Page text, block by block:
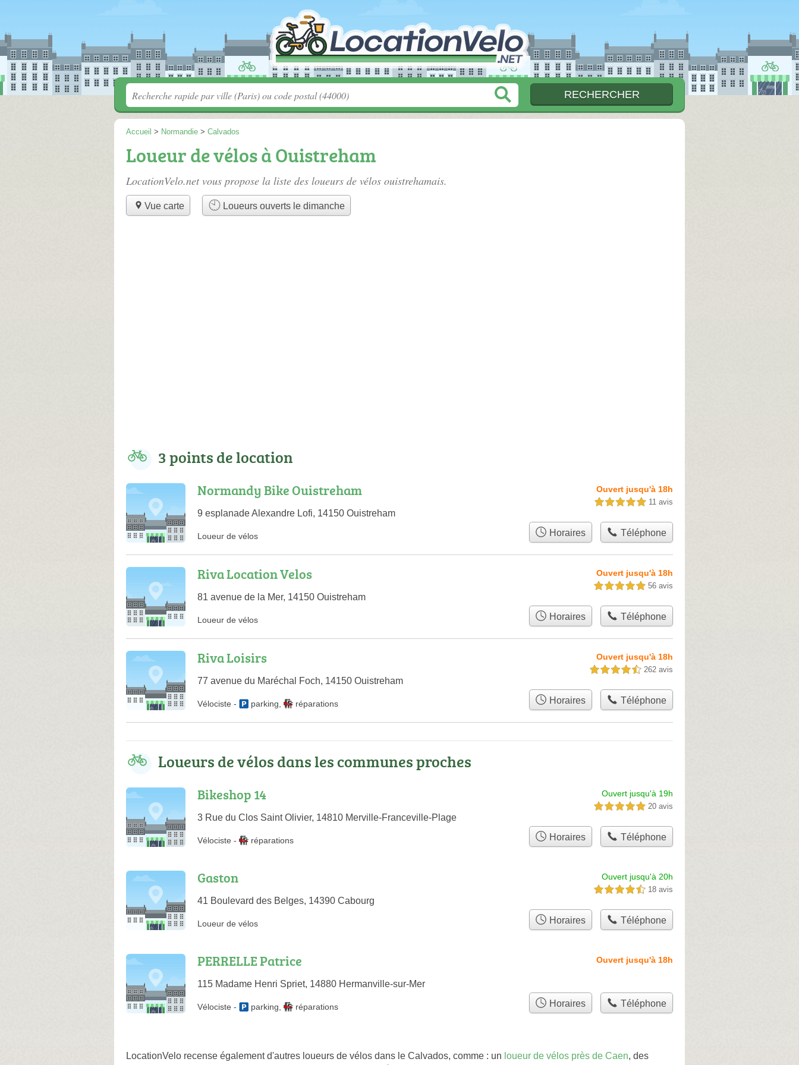
Accueil > Normandie > Calvados
Loueur de vélos à Ouistreham
LocationVelo.net vous propose la liste des loueurs de vélos ouistrehamais.
Vue carte Loueurs ouverts le dimanche
3 points de location
Normandy Bike Ouistreham
9 esplanade Alexandre Lofi, 14150 Ouistreham
Ouvert jusqu'à 18h
5,0 étoiles sur 5 11 avis
Loueur de vélos Horaires Téléphone
Riva Location Velos
81 avenue de la Mer, 14150 Ouistreham
Ouvert jusqu'à 18h
5,0 étoiles sur 5 56 avis
Loueur de vélos Horaires Téléphone
Riva Loisirs
77 avenue du Maréchal Foch, 14150 Ouistreham
Ouvert jusqu'à 18h
4,5 étoiles sur 5 262 avis
Vélociste - parking réparations Horaires Téléphone
Loueurs de vélos dans les communes proches
Bikeshop 14
3 Rue du Clos Saint Olivier, 14810 Merville-Franceville-Plage
Ouvert jusqu'à 19h
5,0 étoiles sur 5 20 avis
Vélociste - réparations Horaires Téléphone
Gaston
41 Boulevard des Belges, 14390 Cabourg
Ouvert jusqu'à 20h
4,5 étoiles sur 5 18 avis
Loueur de vélos Horaires Téléphone
PERRELLE Patrice
115 Madame Henri Spriet, 14880 Hermanville-sur-Mer
Ouvert jusqu'à 18h
Vélociste - parking réparations Horaires Téléphone
LocationVelo recense également d'autres loueurs de vélos dans le Calvados, comme : un loueur de vélos près de Caen, des